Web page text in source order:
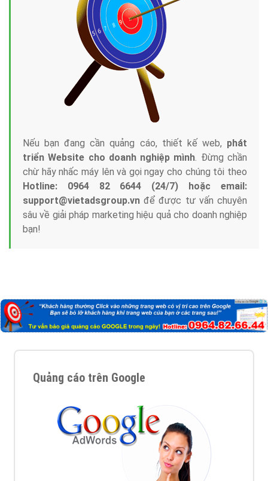
Nếu bạn đang cần quảng cáo, thiết kế web, phát
triển Website cho doanh nghiệp mình. Đừng chần
chừ hãy nhấc máy lên và gọi ngay cho chúng tôi theo
Hotline: 0964 82 6644 (24/7) hoặc email:
support@vietadsgroup.vn để được tư vấn chuyên
sâu về giải pháp marketing hiệu quả cho doanh nghiệp
bạn!
Quảng cáo trên Google